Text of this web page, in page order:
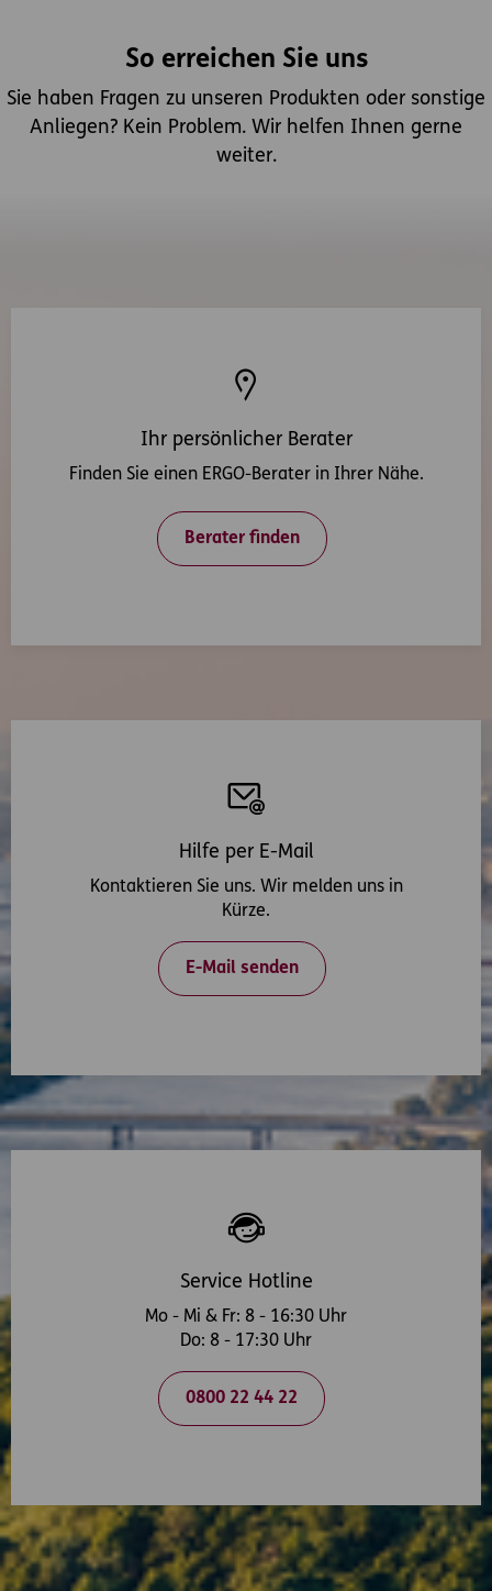
So erreichen Sie uns
Sie haben Fragen zu unseren Produkten oder sonstige
Anliegen? Kein Problem. Wir helfen Ihnen gerne
weiter.
Ihr persönlicher Berater
Finden Sie einen ERGO-Berater in Ihrer Nähe.
Berater finden
Hilfe per E-Mail
Kontaktieren Sie uns. Wir melden uns in
Kürze.
E-Mail senden
Service Hotline
Mo - Mi & Fr: 8 - 16:30 Uhr
Do: 8 - 17:30 Uhr
0800 22 44 22